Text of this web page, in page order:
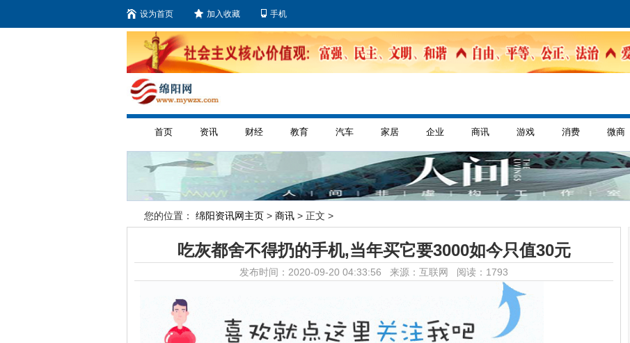
设为首页 加入收藏 手机
首页 资讯 财经 教育 汽车 家居 企业 商讯 游戏 消费 微商
您的位置： 绵阳资讯网主页 > 商讯 > 正文 >
吃灰都舍不得扔的手机,当年买它要3000如今只值30元
发布时间：2020-09-20 04:33:56 来源：互联网 阅读：1793